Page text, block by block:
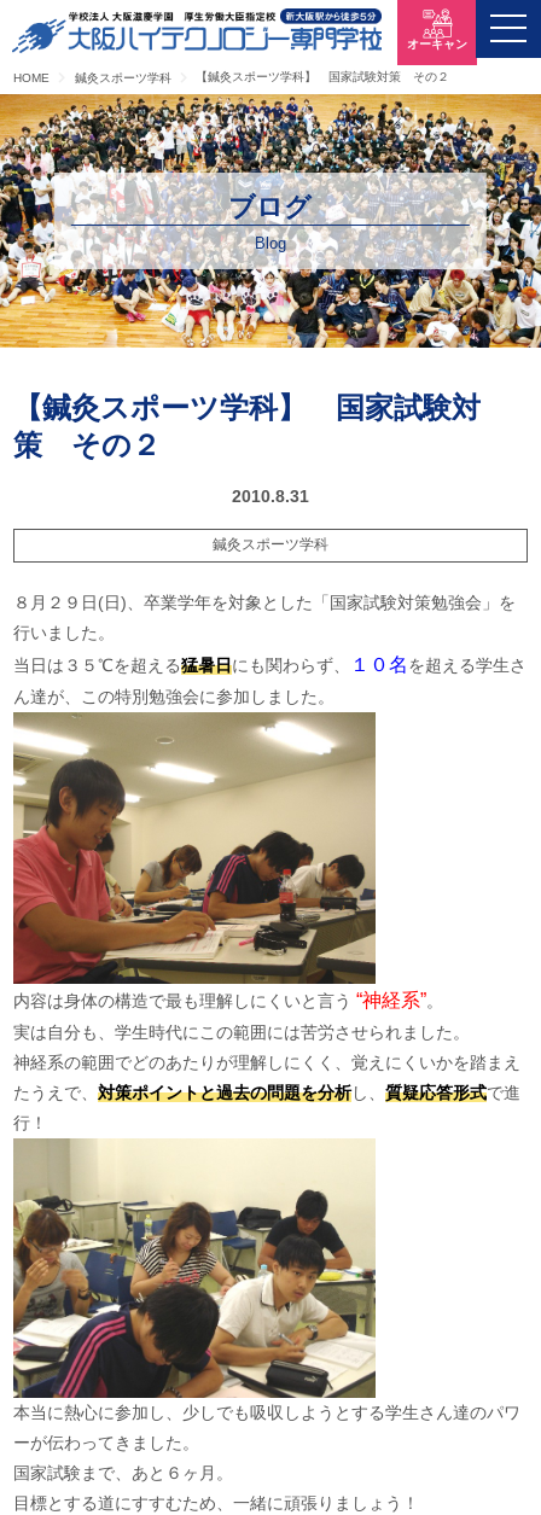
HOME 鍼灸スポーツ学科 【鍼灸スポーツ学科】 国家試験対策 その２
オーキャン
ブログ
Blog
【鍼灸スポーツ学科】 国家試験対
策 その２
2010.8.31
鍼灸スポーツ学科
８月２９日(日)、卒業学年を対象とした「国家試験対策勉強会」を
行いました。
当日は３５℃を超える猛暑日にも関わらず、 １０名を超える学生さ
ん達が、この特別勉強会に参加しました。
内容は身体の構造で最も理解しにくいと言う “神経系”。
実は自分も、学生時代にこの範囲には苦労させられました。
神経系の範囲でどのあたりが理解しにくく、覚えにくいかを踏まえ
たうえで、対策ポイントと過去の問題を分析し、質疑応答形式で進
行！
本当に熱心に参加し、少しでも吸収しようとする学生さん達のパワ
ーが伝わってきました。
国家試験まで、あと６ヶ月。
目標とする道にすすむため、一緒に頑張りましょう！